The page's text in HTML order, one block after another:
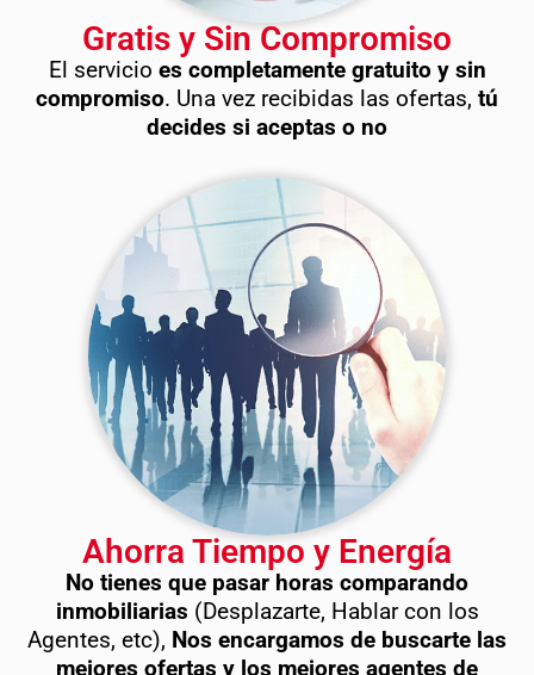
Gratis y Sin Compromiso
El servicio es completamente gratuito y sin
compromiso. Una vez recibidas las ofertas, tú
decides si aceptas o no
Ahorra Tiempo y Energía
No tienes que pasar horas comparando
inmobiliarias (Desplazarte, Hablar con los
Agentes, etc), Nos encargamos de buscarte las
mejores ofertas y los mejores agentes de